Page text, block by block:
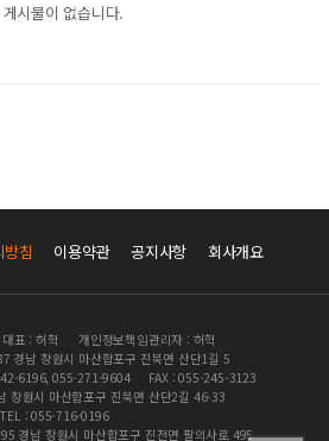
게시물이 없습니다.
침 이용약관 공지사항 회사개요
대표 : 허혁
개인정보책임관리자 : 허혁
경남 창원시 마산합포구 진북면 산단1길 5
6196, 055-271-9604
FAX : 055-245-3123
창원시 마산합포구 진북면 산단2길 46-33
TEL : 055-716-0196
경남 창원시 마산합포구 진전면 팔의사로 495